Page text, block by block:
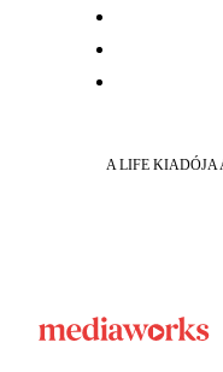
A LIFE KIADÓJA